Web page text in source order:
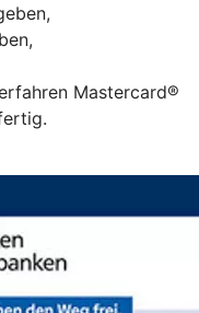
Mastercard®